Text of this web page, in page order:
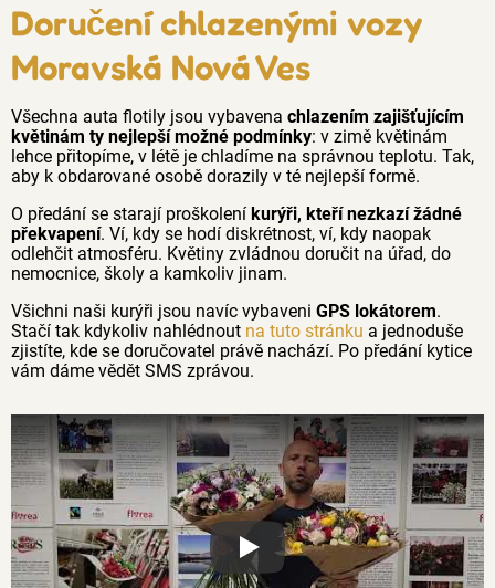
Doručení chlazenými vozy
Moravská Nová Ves
Všechna auta flotily jsou vybavena chlazením zajišťujícím
květinám ty nejlepší možné podmínky: v zimě květinám
lehce přitopíme, v létě je chladíme na správnou teplotu. Tak,
aby k obdarované osobě dorazily v té nejlepší formě.
O předání se starají proškolení kurýři, kteří nezkazí žádné
překvapení. Ví, kdy se hodí diskrétnost, ví, kdy naopak
odlehčit atmosféru. Květiny zvládnou doručit na úřad, do
nemocnice, školy a kamkoliv jinam.
Všichni naši kurýři jsou navíc vybaveni GPS lokátorem.
Stačí tak kdykoliv nahlédnout na tuto stránku a jednoduše
zjistíte, kde se doručovatel právě nachází. Po předání kytice
vám dáme vědět SMS zprávou.
Proč jsou květiny z Florea tak